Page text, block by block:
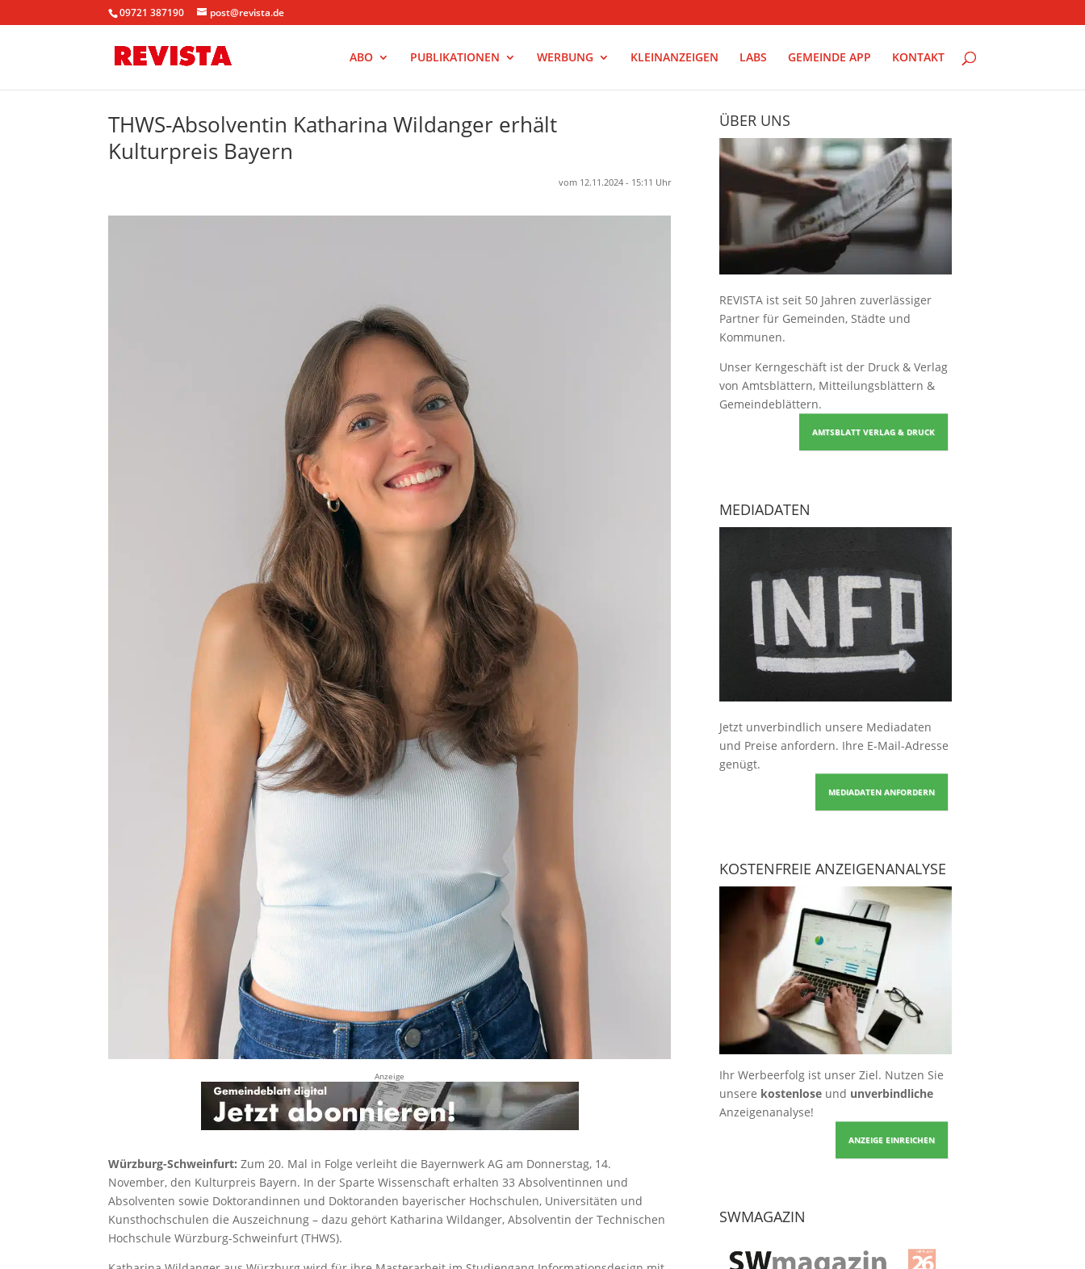
09721 387190 post@revista.de
ABO PUBLIKATIONEN WERBUNG KLEINANZEIGEN LABS GEMEINDE APP KONTAKT
THWS-Absolventin Katharina Wildanger erhält
Kulturpreis Bayern
vom 12.11.2024 - 15:11 Uhr
Anzeige
Würzburg-Schweinfurt:Zum 20. Mal in Folge verleiht die Bayernwerk AG am Donnerstag, 14.
November, den Kulturpreis Bayern. In der Sparte Wissenschaft erhalten 33 Absolventinnen und
Absolventen sowie Doktorandinnen und Doktoranden bayerischer Hochschulen, Universitäten und
Kunsthochschulen die Auszeichnung – dazu gehört Katharina Wildanger, Absolventin der Technischen
Hochschule Würzburg-Schweinfurt (THWS).
ÜBER UNS
REVISTA ist seit 50 Jahren zuverlässiger
Partner für Gemeinden, Städte und
Kommunen.
Unser Kerngeschäft ist der Druck & Verlag
von Amtsblättern, Mitteilungsblättern &
Gemeindeblättern.
AMTSBLATT VERLAG & DRUCK
MEDIADATEN
Jetzt unverbindlich unsere Mediadaten
und Preise anfordern. Ihre E-Mail-Adresse
genügt.
MEDIADATEN ANFORDERN
KOSTENFREIE ANZEIGENANALYSE
Ihr Werbeerfolg ist unser Ziel. Nutzen Sie
unsere kostenloseund unverbindliche
Anzeigenanalyse!
ANZEIGE EINREICHEN
SWMAGAZIN